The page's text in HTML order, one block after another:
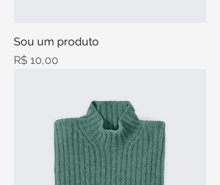
Sou um produto
Preço
R$ 10,00